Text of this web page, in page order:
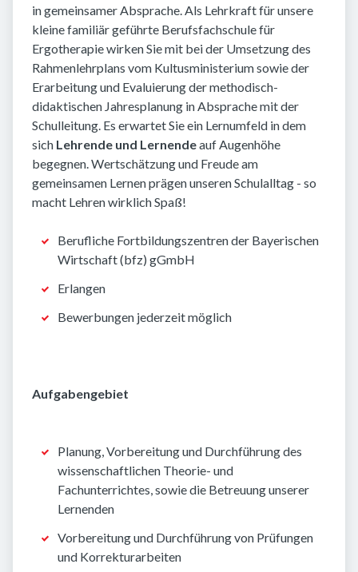
in gemeinsamer Absprache. Als Lehrkraft für unsere
kleine familiär geführte Berufsfachschule für
Ergotherapie wirken Sie mit bei der Umsetzung des
Rahmenlehrplans vom Kultusministerium sowie der
Erarbeitung und Evaluierung der methodisch-
didaktischen Jahresplanung in Absprache mit der
Schulleitung. Es erwartet Sie ein Lernumfeld in dem
sich Lehrende und Lernendeauf Augenhöhe
begegnen. Wertschätzung und Freude am
gemeinsamen Lernen prägen unseren Schulalltag - so
macht Lehren wirklich Spaß!
Berufliche Fortbildungszentren der Bayerischen
Wirtschaft (bfz) gGmbH
Erlangen
Bewerbungen jederzeit möglich
Aufgabengebiet
Planung, Vorbereitung und Durchführung des
wissenschaftlichen Theorie- und
Fachunterrichtes, sowie die Betreuung unserer
Lernenden
Vorbereitung und Durchführung von Prüfungen
und Korrekturarbeiten